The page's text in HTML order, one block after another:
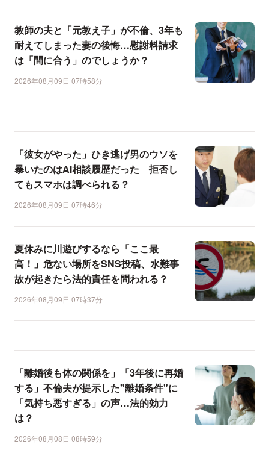
教師の夫と「元教え子」が不倫、3年も
耐えてしまった妻の後悔…慰謝料請求
は「間に合う」のでしょうか？
2026年08月09日 07時58分
「彼女がやった」ひき逃げ男のウソを
暴いたのはAI相談履歴だった 拒否し
てもスマホは調べられる？
2026年08月09日 07時46分
夏休みに川遊びするなら「ここ最
高！」危ない場所をSNS投稿、水難事
故が起きたら法的責任を問われる？
2026年08月09日 07時37分
「離婚後も体の関係を」「3年後に再婚
する」不倫夫が提示した"離婚条件"に
「気持ち悪すぎる」の声…法的効力
は？
2026年08月08日 08時59分